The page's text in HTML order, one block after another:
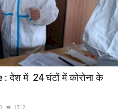
देश में 24 घंटों में कोरोना के
1312